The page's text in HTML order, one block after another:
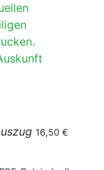
16,50 €